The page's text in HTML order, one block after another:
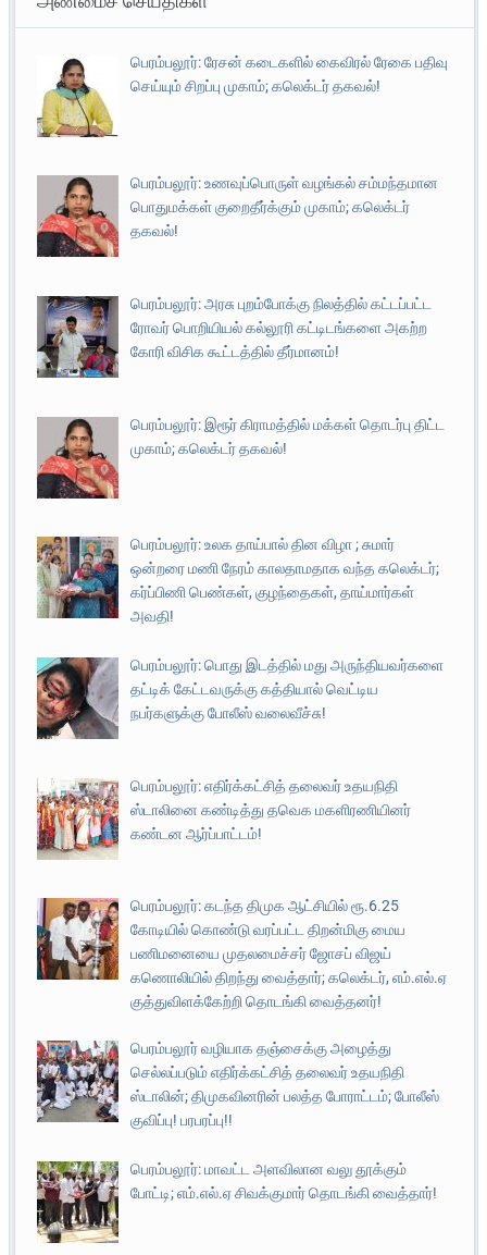
பெரம்பலூர்: ரேசன் கடைகளில் கைவிரல் ரேகை பதிவு
செய்யும் சிறப்பு முகாம்; கலெக்டர் தகவல்!
பெரம்பலூர்: உணவுப்பொருள் வழங்கல் சம்மந்தமான
பொதுமக்கள் குறைதீர்க்கும் முகாம்; கலெக்டர்
தகவல்!
பெரம்பலூர்: அரசு புறம்போக்கு நிலத்தில் கட்டப்பட்ட
ரோவர் பொறியியல் கல்லூரி கட்டிடங்களை அகற்ற
கோரி விசிக கூட்டத்தில் தீர்மானம்!
பெரம்பலூர்: இரூர் கிராமத்தில் மக்கள் தொடர்பு திட்ட
முகாம்; கலெக்டர் தகவல்!
பெரம்பலூர்: உலக தாய்பால் தின விழா ; சுமார்
ஒன்றரை மணி நேரம் காலதாமதாக வந்த கலெக்டர்;
கர்ப்பிணி பெண்கள், குழந்தைகள், தாய்மார்கள்
அவதி!
பெரம்பலூர்: பொது இடத்தில் மது அருந்தியவர்களை
தட்டிக் கேட்டவருக்கு கத்தியால் வெட்டிய
நபர்களுக்கு போலீஸ் வலைவீச்சு!
பெரம்பலூர்: எதிர்க்கட்சித் தலைவர் உதயநிதி
ஸ்டாலினை கண்டித்து தவெக மகளிரணியினர்
கண்டன ஆர்ப்பாட்டம்!
பெரம்பலூர்: கடந்த திமுக ஆட்சியில் ரூ.6.25
கோடியில் கொண்டு வரப்பட்ட திறன்மிகு மைய
பணிமனையை முதலமைச்சர் ஜோசப் விஜய்
கணொலியில் திறந்து வைத்தார்; கலெக்டர், எம்.எல்.ஏ
குத்துவிளக்கேற்றி தொடங்கி வைத்தனர்!
பெரம்பலூர் வழியாக தஞ்சைக்கு அழைத்து
செல்லப்படும் எதிர்க்கட்சித் தலைவர் உதயநிதி
ஸ்டாலின்; திமுகவினரின் பலத்த போராட்டம்; போலீஸ்
குவிப்பு! பரபரப்பு!!
பெரம்பலூர்: மாவட்ட அளவிலான வலு தூக்கும்
போட்டி; எம்.எல்.ஏ சிவக்குமார் தொடங்கி வைத்தார்!